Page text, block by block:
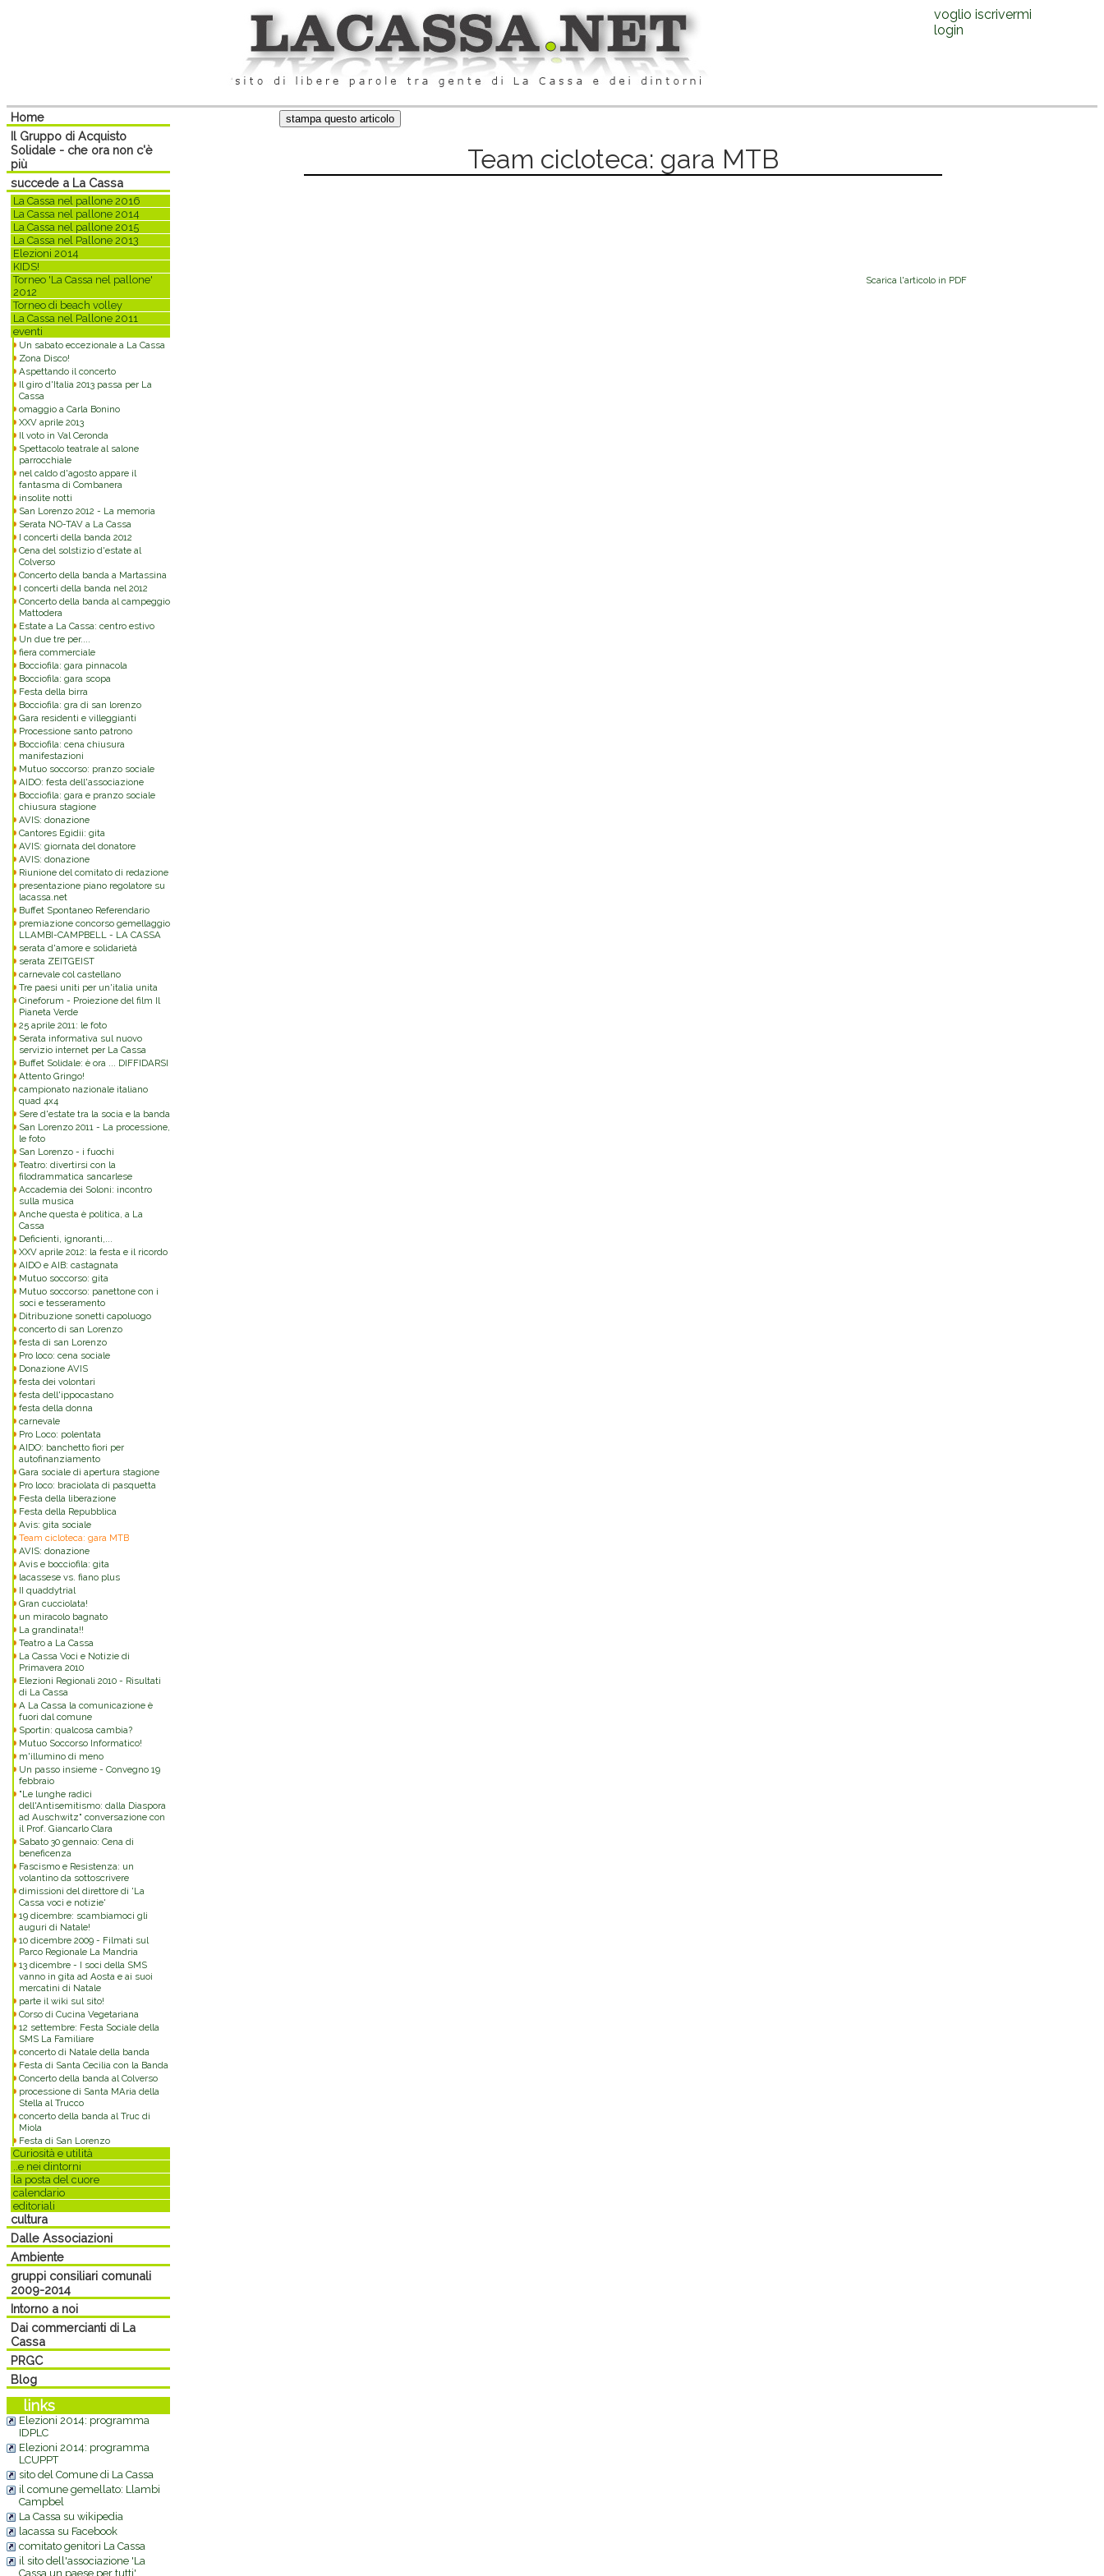
voglio iscrivermi
login
Home
Il Gruppo di Acquisto
Solidale - che ora non c'è
più
succede a La Cassa
La Cassa nel pallone 2016
La Cassa nel pallone 2014
La Cassa nel pallone 2015
La Cassa nel Pallone 2013
Elezioni 2014
KIDS!
Torneo 'La Cassa nel pallone'
2012
Torneo di beach volley
La Cassa nel Pallone 2011
eventi
Un sabato eccezionale a La Cassa
Zona Disco!
Aspettando il concerto
Il giro d'Italia 2013 passa per La
Cassa
omaggio a Carla Bonino
XXV aprile 2013
Il voto in Val Ceronda
Spettacolo teatrale al salone
parrocchiale
nel caldo d'agosto appare il
fantasma di Combanera
insolite notti
San Lorenzo 2012 - La memoria
Serata NO-TAV a La Cassa
I concerti della banda 2012
Cena del solstizio d'estate al
Colverso
Concerto della banda a Martassina
I concerti della banda nel 2012
Concerto della banda al campeggio
Mattodera
Estate a La Cassa: centro estivo
Un due tre per....
fiera commerciale
Bocciofila: gara pinnacola
Bocciofila: gara scopa
Festa della birra
Bocciofila: gra di san lorenzo
Gara residenti e villeggianti
Processione santo patrono
Bocciofila: cena chiusura
manifestazioni
Mutuo soccorso: pranzo sociale
AIDO: festa dell'associazione
Bocciofila: gara e pranzo sociale
chiusura stagione
AVIS: donazione
Cantores Egidii: gita
AVIS: giornata del donatore
AVIS: donazione
Riunione del comitato di redazione
presentazione piano regolatore su
lacassa.net
Buffet Spontaneo Referendario
premiazione concorso gemellaggio
LLAMBI-CAMPBELL - LA CASSA
serata d'amore e solidarietà
serata ZEITGEIST
carnevale col castellano
Tre paesi uniti per un'italia unita
Cineforum - Proiezione del film Il
Pianeta Verde
25 aprile 2011: le foto
Serata informativa sul nuovo
servizio internet per La Cassa
Buffet Solidale: è ora ... DIFFIDARSI
Attento Gringo!
campionato nazionale italiano
quad 4x4
Sere d'estate tra la socia e la banda
San Lorenzo 2011 - La processione,
le foto
San Lorenzo - i fuochi
Teatro: divertirsi con la
filodrammatica sancarlese
Accademia dei Soloni: incontro
sulla musica
Anche questa è politica, a La
Cassa
Deficienti, ignoranti,...
XXV aprile 2012: la festa e il ricordo
AIDO e AIB: castagnata
Mutuo soccorso: gita
Mutuo soccorso: panettone con i
soci e tesseramento
Ditribuzione sonetti capoluogo
concerto di san Lorenzo
festa di san Lorenzo
Pro loco: cena sociale
Donazione AVIS
festa dei volontari
festa dell'ippocastano
festa della donna
carnevale
Pro Loco: polentata
AIDO: banchetto fiori per
autofinanziamento
Gara sociale di apertura stagione
Pro loco: braciolata di pasquetta
Festa della liberazione
Festa della Repubblica
Avis: gita sociale
Team cicloteca: gara MTB
AVIS: donazione
Avis e bocciofila: gita
lacassese vs. fiano plus
II quaddytrial
Gran cucciolata!
un miracolo bagnato
La grandinata!!
Teatro a La Cassa
La Cassa Voci e Notizie di
Primavera 2010
Elezioni Regionali 2010 - Risultati
di La Cassa
A La Cassa la comunicazione è
fuori dal comune
Sportin: qualcosa cambia?
Mutuo Soccorso Informatico!
m'illumino di meno
Un passo insieme - Convegno 19
febbraio
"Le lunghe radici
dell'Antisemitismo: dalla Diaspora
ad Auschwitz" conversazione con
il Prof. Giancarlo Clara
Sabato 30 gennaio: Cena di
beneficenza
Fascismo e Resistenza: un
volantino da sottoscrivere
dimissioni del direttore di 'La
Cassa voci e notizie'
19 dicembre: scambiamoci gli
auguri di Natale!
10 dicembre 2009 - Filmati sul
Parco Regionale La Mandria
13 dicembre - I soci della SMS
vanno in gita ad Aosta e ai suoi
mercatini di Natale
parte il wiki sul sito!
Corso di Cucina Vegetariana
12 settembre: Festa Sociale della
SMS La Familiare
concerto di Natale della banda
Festa di Santa Cecilia con la Banda
Concerto della banda al Colverso
processione di Santa MAria della
Stella al Trucco
concerto della banda al Truc di
Miola
Festa di San Lorenzo
Curiosità e utilità
..e nei dintorni
la posta del cuore
calendario
editoriali
cultura
Dalle Associazioni
Ambiente
gruppi consiliari comunali
2009-2014
Intorno a noi
Dai commercianti di La
Cassa
PRGC
Blog
links
Elezioni 2014: programma
IDPLC
Elezioni 2014: programma
LCUPPT
sito del Comune di La Cassa
il comune gemellato: Llambi
Campbel
La Cassa su wikipedia
lacassa su Facebook
comitato genitori La Cassa
il sito dell'associazione 'La
Cassa un paese per tutti'
Team cicloteca: gara MTB
Scarica l'articolo in PDF